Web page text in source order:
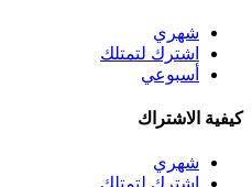
شهري
اشترك لتمتلك
أسبوعي
كيفية الاشتراك
شهري